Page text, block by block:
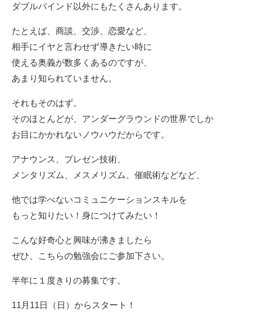
ダブルバインド以外にもたくさんあります。
たとえば、商談、交渉、恋愛など、
相手にイヤと言わせず導きたい時に
使える奥義が数多くあるのですが、
あまり知られていません。
それもそのはず。
そのほとんどが、アンダーグラウンドの世界でしか
お目にかかれないノウハウだからです。
アナウンス、プレゼン技術、
メンタリズム、メスメリズム、催眠術などなど、
他では学べないコミュニケーションスキルを
もっと知りたい！身につけてみたい！
こんな好奇心と興味が沸きましたら
ぜひ、
こちらの勉強会にご参加下さい。
半年に１度きりの募集です。
11月11日（日）からスタート！